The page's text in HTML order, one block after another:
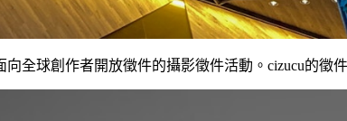
向全球創作者開放徵件的攝影徵件活動。cizucu的